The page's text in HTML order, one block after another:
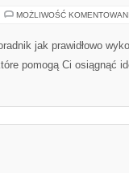
MOŻLIWOŚĆ
jak prawidłowo
pomogą Ci osiągnąć